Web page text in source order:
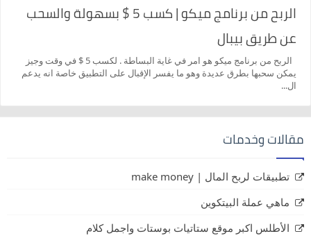
الربح من برنامج ميكو | كسب 5 $ بسهولة والسحب
عن طريق بيبال
الربح من برنامج ميكو هو امر في غاية البساطة . لكسب 5 $ في وقت وجيز
يمكن سحبها بطرق عديدة وهو ما يفسر الإقبال على التطبيق خاصة انه يدعم
ال...
مقالات وخدمات
تطبيقات لربح المال | make money
ماهي عملة البيتكوين
الأطلس اكبر موقع ستاتيات بوستات واجمل كلام